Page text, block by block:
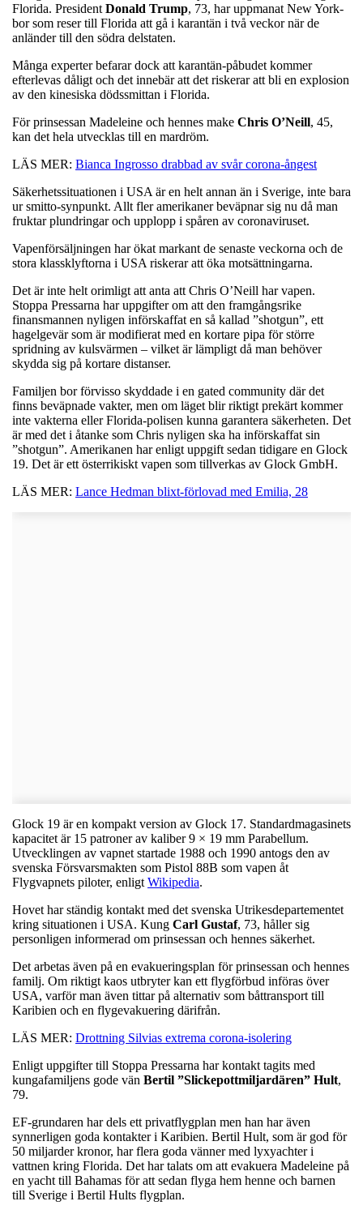
Florida. President Donald Trump, 73, har uppmanat New York-
bor som reser till Florida att gå i karantän i två veckor när de
anländer till den södra delstaten.
Många experter befarar dock att karantän-påbudet kommer
efterlevas dåligt och det innebär att det riskerar att bli en explosion
av den kinesiska dödssmittan i Florida.
För prinsessan Madeleine och hennes make Chris O’Neill, 45,
kan det hela utvecklas till en mardröm.
LÄS MER: Bianca Ingrosso drabbad av svår corona-ångest
Säkerhetssituationen i USA är en helt annan än i Sverige, inte bara
ur smitto-synpunkt. Allt fler amerikaner beväpnar sig nu då man
fruktar plundringar och upplopp i spåren av coronaviruset.
Vapenförsäljningen har ökat markant de senaste veckorna och de
stora klassklyftorna i USA riskerar att öka motsättningarna.
Det är inte helt orimligt att anta att Chris O’Neill har vapen.
Stoppa Pressarna har uppgifter om att den framgångsrike
finansmannen nyligen införskaffat en så kallad ”shotgun”, ett
hagelgevär som är modifierat med en kortare pipa för större
spridning av kulsvärmen – vilket är lämpligt då man behöver
skydda sig på kortare distanser.
Familjen bor förvisso skyddade i en gated community där det
finns beväpnade vakter, men om läget blir riktigt prekärt kommer
inte vakterna eller Florida-polisen kunna garantera säkerheten. Det
är med det i åtanke som Chris nyligen ska ha införskaffat sin
”shotgun”. Amerikanen har enligt uppgift sedan tidigare en Glock
19. Det är ett österrikiskt vapen som tillverkas av Glock GmbH.
LÄS MER: Lance Hedman blixt-förlovad med Emilia, 28
Glock 19 är en kompakt version av Glock 17. Standardmagasinets
kapacitet är 15 patroner av kaliber 9 × 19 mm Parabellum.
Utvecklingen av vapnet startade 1988 och 1990 antogs den av
svenska Försvarsmakten som Pistol 88B som vapen åt
Flygvapnets piloter, enligt Wikipedia.
Hovet har ständig kontakt med det svenska Utrikesdepartementet
kring situationen i USA. Kung Carl Gustaf, 73, håller sig
personligen informerad om prinsessan och hennes säkerhet.
Det arbetas även på en evakueringsplan för prinsessan och hennes
familj. Om riktigt kaos utbryter kan ett flygförbud införas över
USA, varför man även tittar på alternativ som båttransport till
Karibien och en flygevakuering därifrån.
LÄS MER: Drottning Silvias extrema corona-isolering
Enligt uppgifter till Stoppa Pressarna har kontakt tagits med
kungafamiljens gode vän Bertil ”Slickepottmiljardären” Hult,
79.
EF-grundaren har dels ett privatflygplan men han har även
synnerligen goda kontakter i Karibien. Bertil Hult, som är god för
50 miljarder kronor, har flera goda vänner med lyxyachter i
vattnen kring Florida. Det har talats om att evakuera Madeleine på
en yacht till Bahamas för att sedan flyga hem henne och barnen
till Sverige i Bertil Hults flygplan.